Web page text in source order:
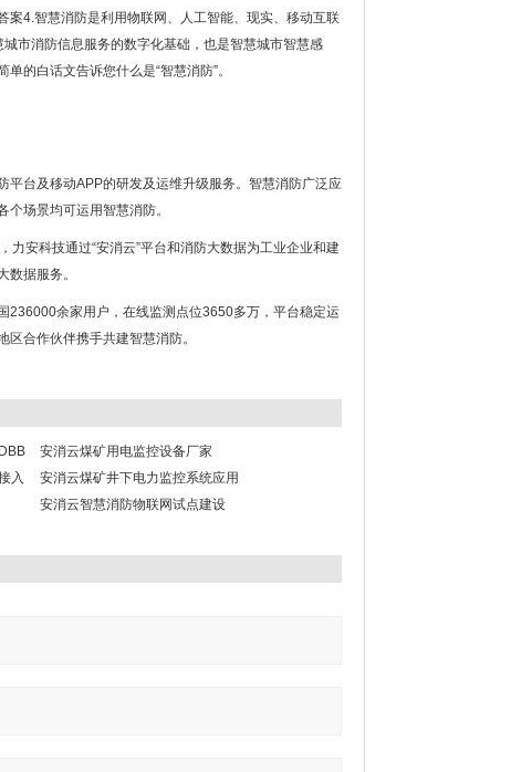
案4.智慧消防是利用物联网、人工智能、现实、移动互联
市消防信息服务的数字化基础，也是智慧城市智慧感
的白话文告诉您什么是“智慧消防”。
平台及移动APP的研发及运维升级服务。智慧消防广泛应
场景均可运用智慧消防。
安科技通过“安消云”平台和消防大数据为工业企业和建
据服务。
236000余家用户，在线监测点位3650多万，平台稳定运
合作伙伴携手共建智慧消防。
安消云煤矿用电监控设备厂家
入
安消云煤矿井下电力监控系统应用
安消云智慧消防物联网试点建设